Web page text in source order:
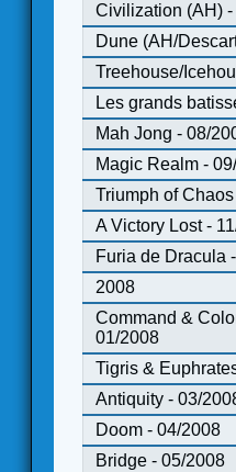
Civilization (AH) -
Dune (AH/
Treehouse/
Les grands
Mah Jong - 08/
Magic Realm -
Triumph of
A Victory Lost -
Furia de Dracula
2008
Command &
01/2008
Tigris &
Antiquity - 03/
Doom - 04/2008
Bridge - 05/2008